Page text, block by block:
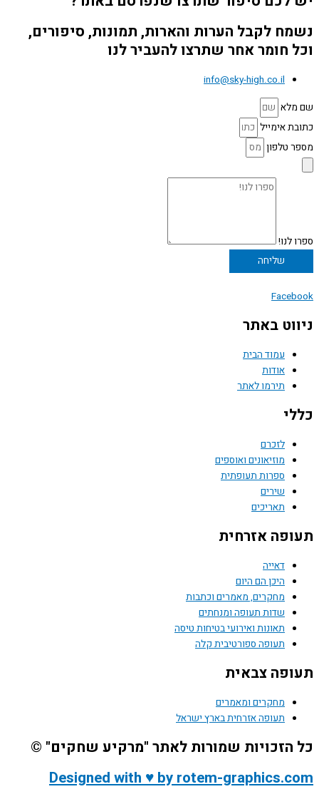
נשמח לקבל הערות והארות, תמונות, סיפורים,
וכל חומר אחר שתרצו להעביר לנו
info@sky-high.co.il
שם מלא
כתובת אימייל
מספר טלפון
ספרו לנו!
שליחה
Facebook
ניווט באתר
עמוד הבית
אודות
תירמו לאתר
כללי
לזכרם
מוזיאונים ואוספים
ספרות תעופתית
שירים
תאריכים
תעופה אזרחית
דאייה
היכן הם היום
מחקרים, מאמרים וכתבות
שדות תעופה ומנחתים
תאונות ואירועי בטיחות טיסה
תעופה ספורטיבית קלה
תעופה צבאית
מחקרים ומאמרים
תעופה אזרחית בארץ ישראל
כל הזכויות שמורות לאתר "מרקיע שחקים" ©
Designed with ♥ by rotem-graphics.com